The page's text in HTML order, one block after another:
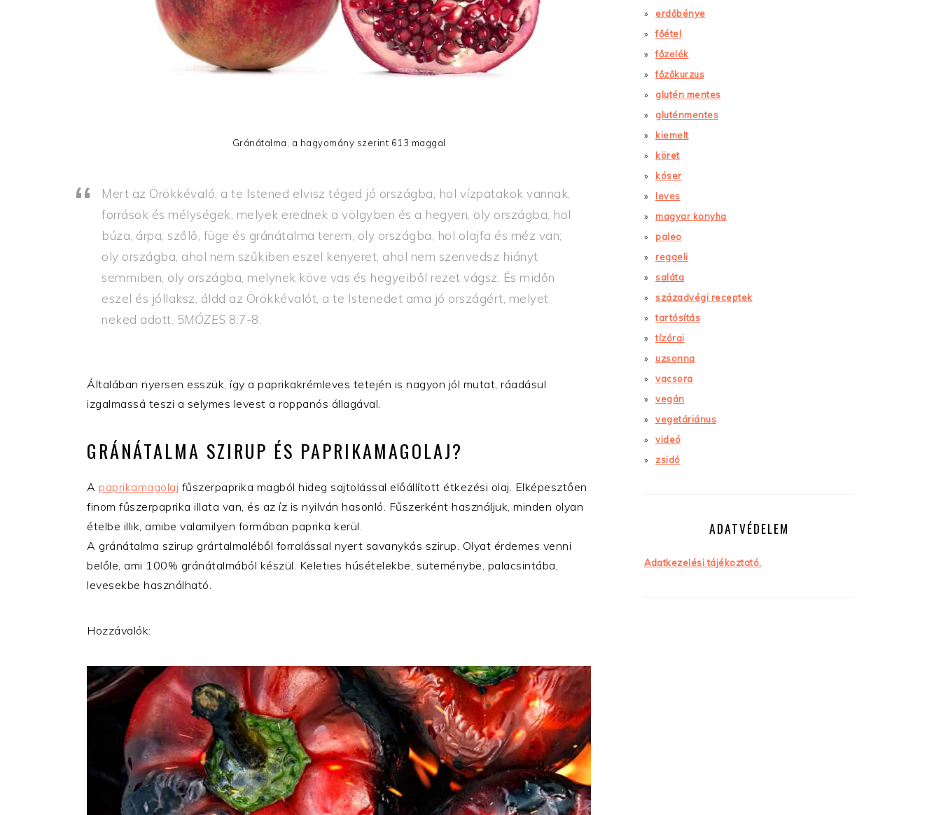
Gránátalma, a hagyomány szerint 613 maggal
Mert az Örökkévaló, a te Istened elvisz téged jó országba, hol vízpatakok vannak,
források és mélységek, melyek erednek a völgyben és a hegyen, oly országba, hol
búza, árpa, szőlő, füge és gránátalma terem, oly országba, hol olajfa és méz van;
oly országba, ahol nem szűkiben eszel kenyeret, ahol nem szenvedsz hiányt
semmiben, oly országba, melynek köve vas és hegyeiből rezet vágsz. És midőn
eszel és jóllaksz, áldd az Örökkévalót, a te Istenedet ama jó országért, melyet
neked adott. 5MÓZES 8:7-8.
Általában nyersen esszük, így a paprikakrémleves tetején is nagyon jól mutat, ráadásul
izgalmassá teszi a selymes levest a roppanós állagával.
GRÁNÁTALMA SZIRUP ÉS PAPRIKAMAGOLAJ?
A paprikamagolaj fűszerpaprika magból hideg sajtolással előállított étkezési olaj. Elképesztően
finom fűszerpaprika illata van, és az íz is nyilván hasonló. Fűszerként használjuk, minden olyan
ételbe illik, amibe valamilyen formában paprika kerül.
A gránátalma szirup grártalmaléből forralással nyert savanykás szirup. Olyat érdemes venni
belőle, ami 100% gránátalmából készül. Keleties húsételekbe, süteménybe, palacsintába,
levesekbe használható.
Hozzávalók:
erdőbénye
főétel
főzelék
főzőkurzus
glutén mentes
gluténmentes
kiemelt
köret
kóser
leves
magyar konyha
paleo
reggeli
saláta
századvégi receptek
tartósítás
tízórai
uzsonna
vacsora
vegán
vegetáriánus
videó
zsidó
ADATVÉDELEM
Adatkezelési tájékoztató.